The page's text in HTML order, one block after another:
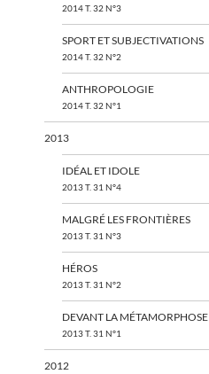
2014 T. 32 N°3
SPORT ET SUBJECTIVATIONS
2014 T. 32 N°2
ANTHROPOLOGIE
2014 T. 32 N°1
2013
IDÉAL ET IDOLE
2013 T. 31 N°4
MALGRÉ LES FRONTIÈRES
2013 T. 31 N°3
HÉROS
2013 T. 31 N°2
DEVANT LA MÉTAMORPHOSE
2013 T. 31 N°1
2012